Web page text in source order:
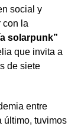
social y
con la
solarpunk”
que invita a
de siete
entre
último, tuvimos